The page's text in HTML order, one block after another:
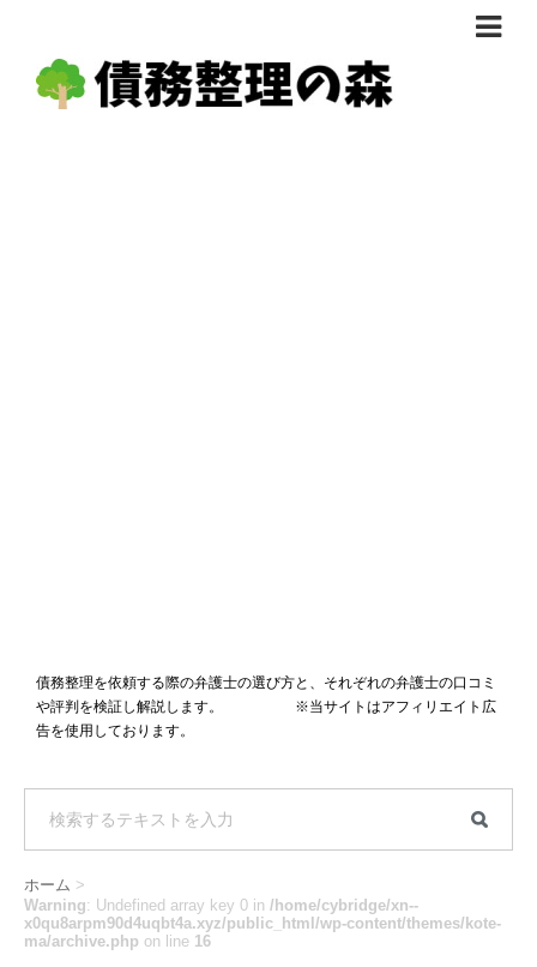
債務整理体験談
債務整理を依頼する際の弁護士の選び方と、それぞれの弁護士の口コミ
や評判を検証し解説します。 ※当サイトはアフィリエイト広
告を使用しております。
ホーム >
Warning: Undefined array key 0 in /home/cybridge/xn--
x0qu8arpm90d4uqbt4a.xyz/public_html/wp-content/themes/kote-
ma/archive.php on line 16